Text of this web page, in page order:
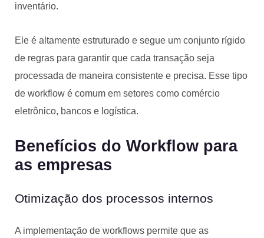
inventário.
Ele é altamente estruturado e segue um conjunto rígido
de regras para garantir que cada transação seja
processada de maneira consistente e precisa. Esse tipo
de workflow é comum em setores como comércio
eletrônico, bancos e logística.
Benefícios do Workflow para
as empresas
Otimização dos processos internos
A implementação de workflows permite que as